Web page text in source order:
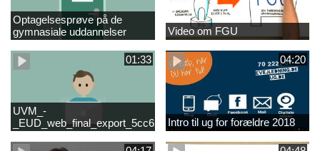
Optagelsesprøve på de
gymnasiale uddannelser
Video om FGU
01:33
UVM_-
04:20
Intro til ug for forældre 2018